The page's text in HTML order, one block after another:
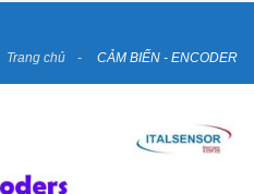
Trang chủ CẢM BIẾN - ENCODER